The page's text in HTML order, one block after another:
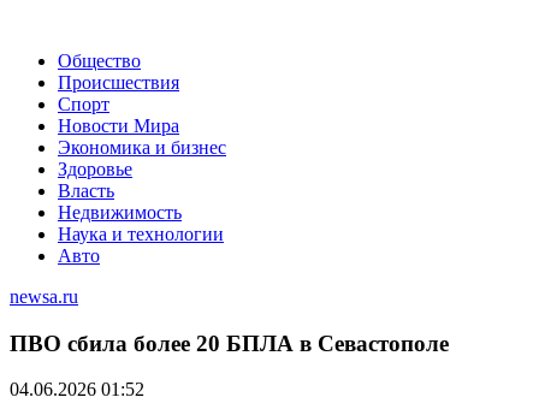
Общество
Происшествия
Спорт
Новости Мира
Экономика и бизнес
Здоровье
Власть
Недвижимость
Наука и технологии
Авто
newsa.ru
ПВО сбила более 20 БПЛА в Севастополе
04.06.2026 01:52